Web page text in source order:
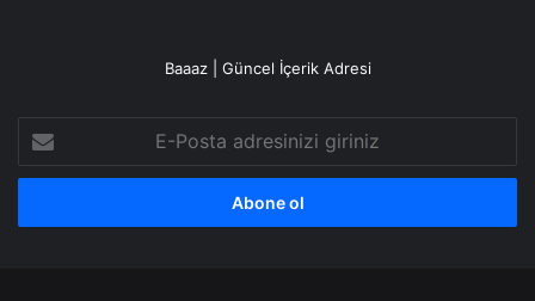
Baaaz | Güncel İçerik Adresi
Posta
adresinizi